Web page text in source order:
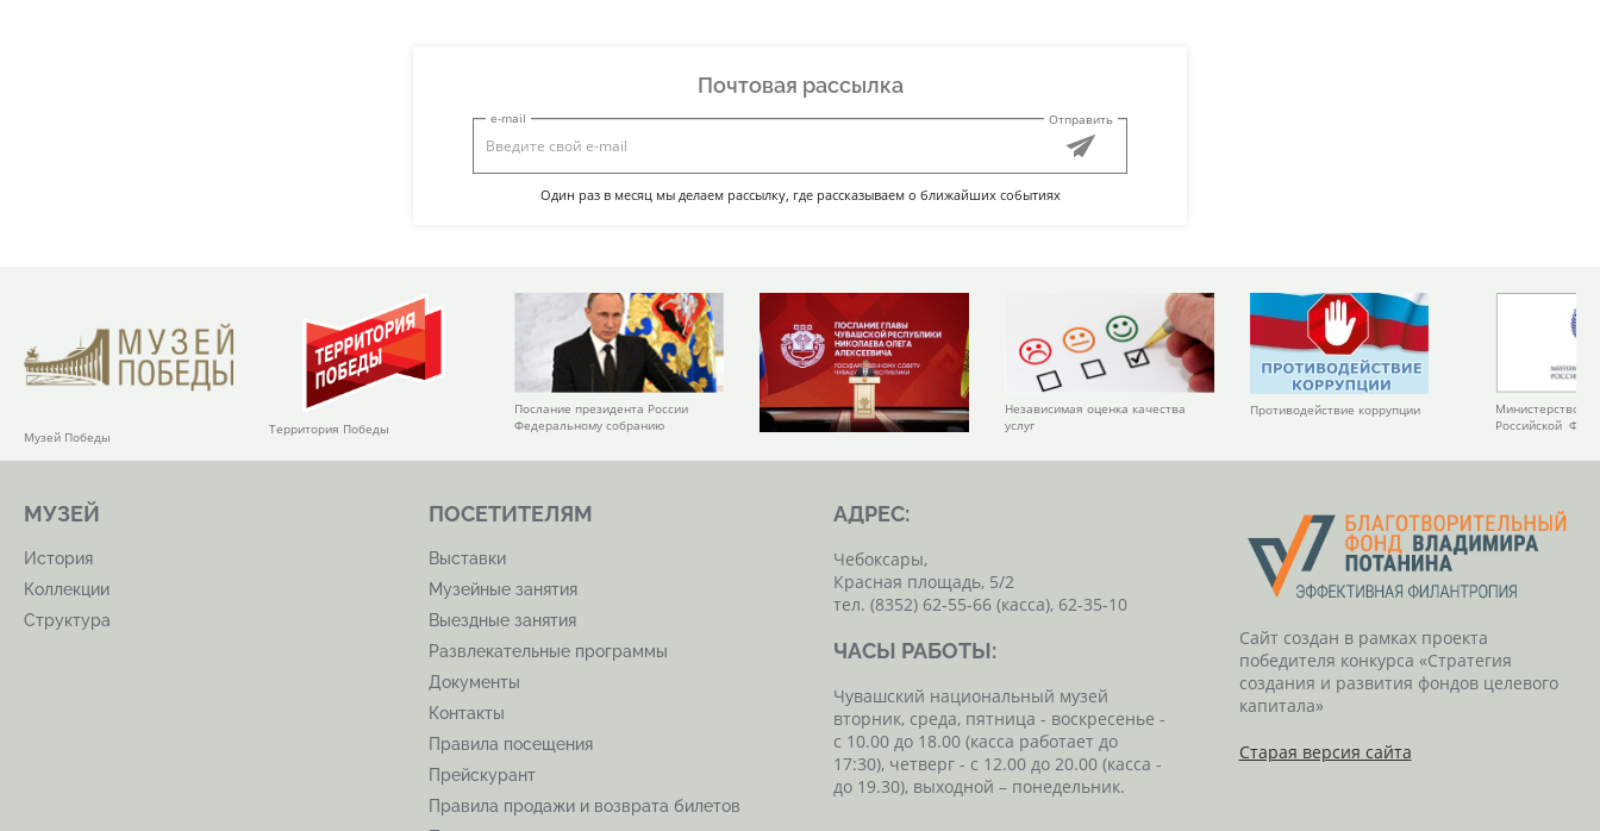
Почтовая рассылка
e-mail Отправить
Один раз в месяц мы делаем рассылку, где рассказываем о ближайших событиях
Музей Победы Территория Победы
Послание президента России
Федеральному собранию
Независимая оценка качества
услуг
Противодействие коррупции
Министерство
Российской
МУЗЕЙ
История
Коллекции
Структура
ПОСЕТИТЕЛЯМ
Выставки
Музейные занятия
Выездные занятия
Развлекательные программы
Документы
Контакты
Правила посещения
Прейскурант
Правила продажи и возврата билетов
АДРЕС:
Чебоксары,
Красная площадь, 5/2
тел. (8352) 62-55-66 (касса), 62-35-10
ЧАСЫ РАБОТЫ:
Чувашский национальный музей
вторник, среда, пятница - воскресенье -
с 10.00 до 18.00 (касса работает до
17:30), четверг - с 12.00 до 20.00 (касса -
до 19.30), выходной – понедельник.
Сайт создан в рамках проекта
победителя конкурса «Стратегия
создания и развития фондов целевого
капитала»
Старая версия сайта